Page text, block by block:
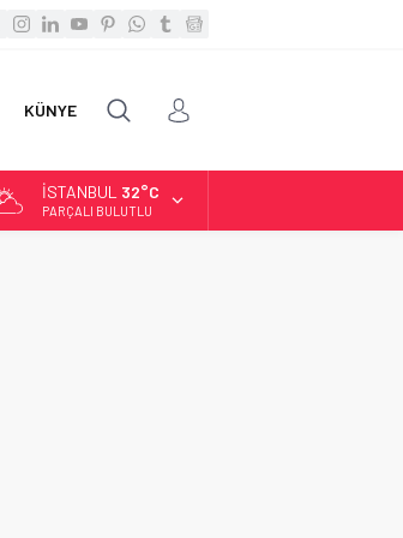
KÜNYE
İSTANBUL 32°C
PARÇALI BULUTLU